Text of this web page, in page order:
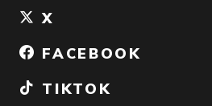
X
FACEBOOK
TIKTOK